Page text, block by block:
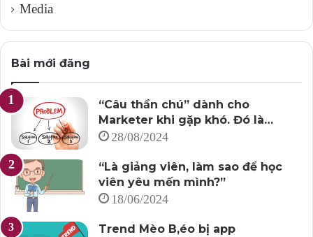
Media
Bài mới đăng
“Câu thần chú” dành cho
Marketer khi gặp khó. Đó là…
28/08/2024
“Là giảng viên, làm sao để học
viên yêu mến mình?”
18/06/2024
Trend Mèo B,éo bị app